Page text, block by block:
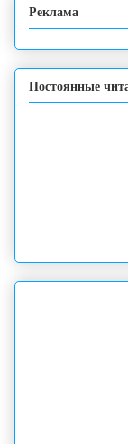
Реклама
Постоянные